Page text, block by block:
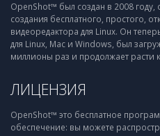
OpenShot™ был создан в 2008 году,
создания бесплатного, простого,
видеоредактора для Linux. Он
для Linux, Mac и Windows, был
миллионы раз и продолжает расти
ЛИЦЕНЗИЯ
OpenShot™ это бесплатное
обеспечение: вы можете